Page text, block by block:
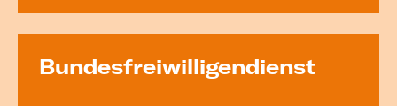
Bundesfreiwilligendienst